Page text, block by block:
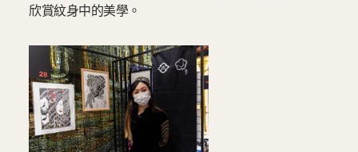
欣賞紋身中的美學。